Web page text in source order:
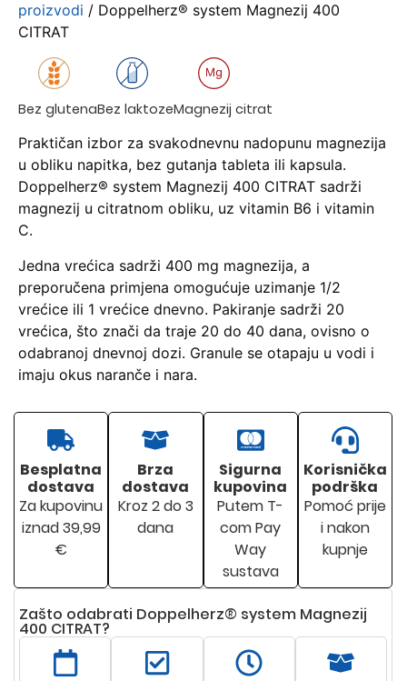
proizvodi / Doppelherz® system Magnezij 400
CITRAT
Bez glutenaBez laktozeMagnezij citrat
Praktičan izbor za svakodnevnu nadopunu magnezija
u obliku napitka, bez gutanja tableta ili kapsula.
Doppelherz® system Magnezij 400 CITRAT sadrži
magnezij u citratnom obliku, uz vitamin B6 i vitamin
C.
Jedna vrećica sadrži 400 mg magnezija, a
preporučena primjena omogućuje uzimanje 1/2
vrećice ili 1 vrećice dnevno. Pakiranje sadrži 20
vrećica, što znači da traje 20 do 40 dana, ovisno o
odabranoj dnevnoj dozi. Granule se otapaju u vodi i
imaju okus naranče i nara.
Besplatna
dostava
Za kupovinu
iznad 39,99
€
Brza
dostava
Kroz 2 do 3
dana
Sigurna
kupovina
Putem T-
com Pay
Way
sustava
Korisnička
podrška
Pomoć prije
i nakon
kupnje
Zašto odabrati Doppelherz® system Magnezij
400 CITRAT?